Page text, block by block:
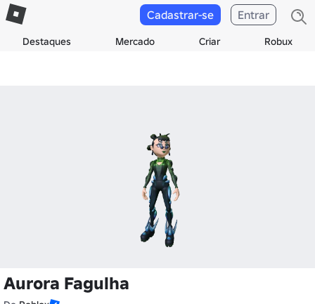
Destaques Mercado Criar Robux
Cadastrar-se Entrar
Aurora Fagulha